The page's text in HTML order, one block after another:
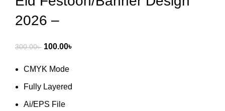
2026 –
300.00৳ 100.00৳
CMYK Mode
Fully Layered
Ai/EPS File